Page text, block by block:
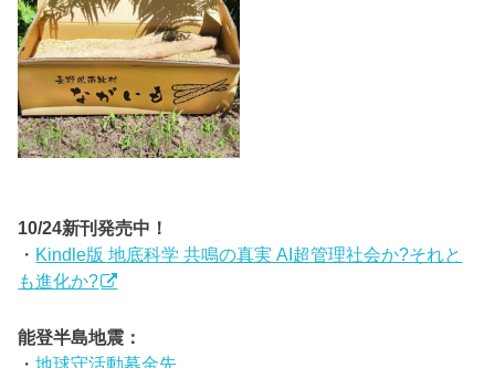
10/24新刊発売中！
・ Kindle版 地底科学 共鳴の真実 AI超管理社会か?それと
も進化か?
能登半島地震：
・地球守活動募金先